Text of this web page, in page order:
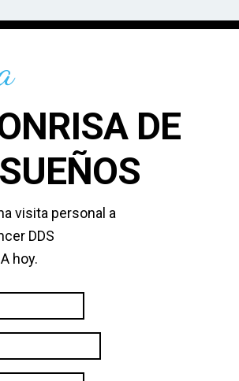
DE
visita personal a
DDS
hoy.